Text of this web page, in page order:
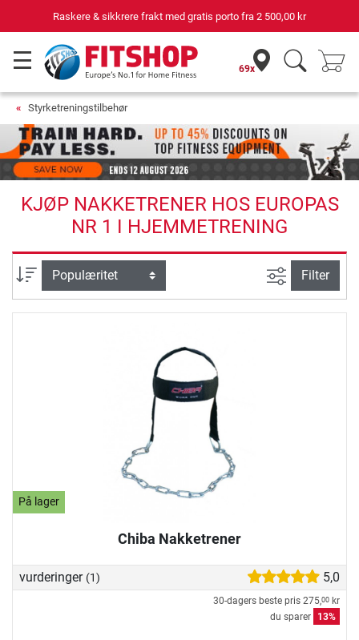
Raskere & sikkrere frakt med gratis porto fra 2 500,00 kr
69x
Styrketreningstilbehør
KJØP NAKKETRENER HOS EUROPAS
NR 1 I HJEMMETRENING
sortering Avansert søk
Filter
På lager
Chiba Nakketrener
vurderinger (1) 5,0
30-dagers beste pris 275,00 kr
du sparer
13%